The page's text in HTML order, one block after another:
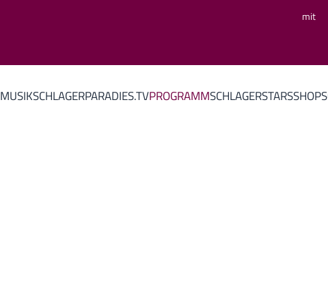
mit
MUSIKSCHLAGERPARADIES.TVPROGRAMMSCHLAGERSTARSSHOP